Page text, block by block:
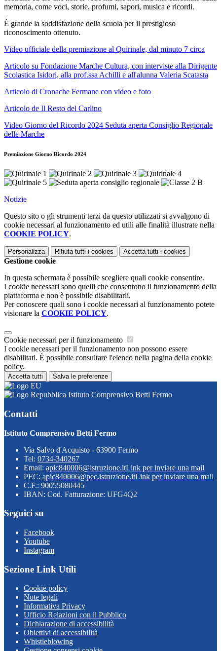
memoria, come voci, storie, profumi, sapori, musica e ricordi.
È grande la soddisfazione della scuola per il prestigioso
riconoscimento ottenuto.
Video ufficiale della premiazione al Quirinale, dal minuto 7 circa
Articolo su Fondazione Marche Cultura, con interviste alla Dirigente
Scolastica Isidori, alla prof.ssa Achilli e all'alunna Valeria Scatasta
Articolo di Cronache Fermane con video e foto
Articolo de Il Resto del Carlino
Video Giorno del Ricordo 2024 Seduta aperta Consiglio Regionale
delle Marche
Premiazione Giorno Ricordo 2024
Notizie
Questo sito o gli strumenti terzi da questo utilizzati si avvalgono di
cookie necessari al funzionamento ed utili alle finalità illustrate nella
COOKIE POLICY.
Personalizza Rifiuta tutti i cookies Accetta tutti i cookies
Gestione cookie
In questa schermata è possibile scegliere quali cookie consentire.
I cookie necessari sono quelli che consentono il funzionamento della
piattaforma e non è possibile disabilitarli.
Per conoscere quali sono i cookie necessari al funzionamento potete
visionare la COOKIE POLICY.
Cookie necessari per il funzionamento
I cookie necessari per il funzionamento non possono essere
disabilitati. È possibile consultare l'elenco nella pagina della cookie
policy.
Accetta tutti Salva le preferenze
Istituto Comprensivo Betti Fermo
Contatti
Istituto Comprensivo Betti Fermo
Via Salvo d'Acquisto - 63900 Fermo
Tel: 0734-340267
Email: apic840006@istruzione.itLink per inviare una mail
PEC: apic840006@pec.istruzione.itLink per inviare una mail
C.F.: 90055080445
IBAN: Cod. Fatturazione: UFG4Q2
Seguici su
Facebook
Youtube
Instagram
Sezione Link Utili
Cookie policy
Note legali
Informativa Privacy
Ufficio Relazioni con il Pubblico
Dichiarazione di accessibilità
Obiettivi di accessibilità
Whistleblowing